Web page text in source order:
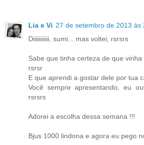
Lia e Vi 27 de setembro de 2013 às
Diiiiiiiiiii, sumi... mas voltei, rsrsrs
Sabe que tinha certeza de que
rsrsr
E que aprendi a gostar dele por tua
Você sempre apresentando, eu
rsrsrs
Adorei a escolha dessa semana !!!
Bjus 1000 lindona e agora eu pego